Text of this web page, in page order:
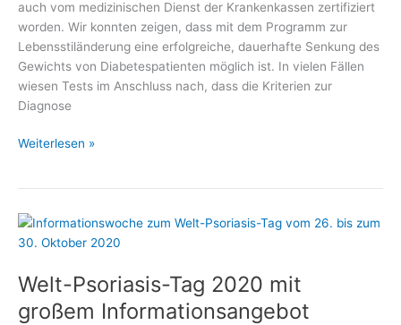
auch vom medizinischen Dienst der Krankenkassen zertifiziert
worden. Wir konnten zeigen, dass mit dem Programm zur
Lebensstiländerung eine erfolgreiche, dauerhafte Senkung des
Gewichts von Diabetespatienten möglich ist. In vielen Fällen
wiesen Tests im Anschluss nach, dass die Kriterien zur
Diagnose
Diabetes
Weiterlesen »
Welt-Psoriasis-Tag 2020 mit
großem Informationsangebot